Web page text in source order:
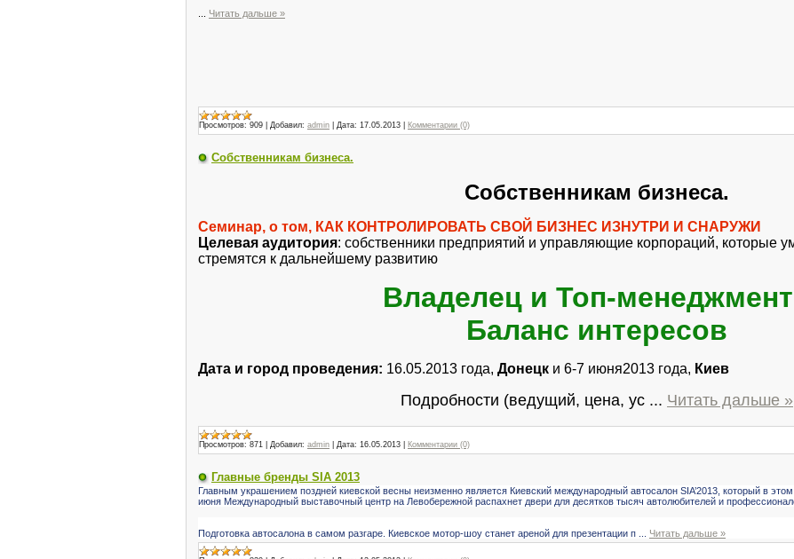
Читать дальше »
Просмотров: 909 Добавил: admin Дата: 17.05.2013 Комментарии (0)
Собственникам бизнеса.
Собственникам бизнеса.
Семинар, о том, КАК КОНТРОЛИРОВАТЬ СВОЙ БИЗНЕС ИЗНУТРИ И СНАРУЖИ
Целевая аудитория: собственники предприятий и управляющие корпораций, которые
стремятся к дальнейшему развитию
Владелец и Топ-
Баланс интересов
Дата и город проведения: 16.05.2013 года, Донецк и 6-7 июня2013 года, Киев
Подробности (ведущий, цена, ус ... Читать дальше »
Просмотров: 871 Добавил: admin Дата: 16.05.2013 Комментарии (0)
Главные бренды SIA 2013
Главным украшением поздней киевской весны неизменно является Киевский международный автосалон SIA’2013, который в
июня Международный выставочный центр на Левобережной распахнет двери для десятков тысяч автолюбителей и
Подготовка автосалона в самом разгаре. Киевское мотор-шоу станет ареной для презентации п Читать дальше »